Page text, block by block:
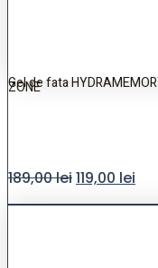
Gel de fata
ZONE
189,00lei119,00 lei